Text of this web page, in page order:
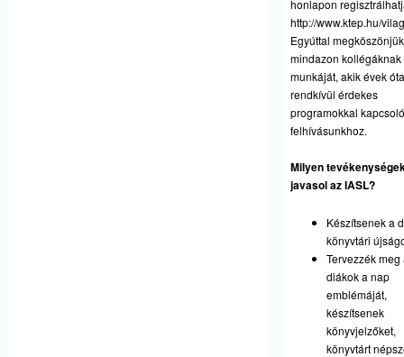
honlapon
http://www.ktep.hu/
Egyúttal megköszönjük
mindazon kollégáknak
munkáját, akik évek óta
rendkívül érdekes
programokkal
felhívásunkhoz.
Milyen
javasol az IASL?
Készítsenek a
könyvtári
Tervezzék meg
diákok a nap
emblémáját,
készítsenek
könyvjelzőket,
könyvtárt